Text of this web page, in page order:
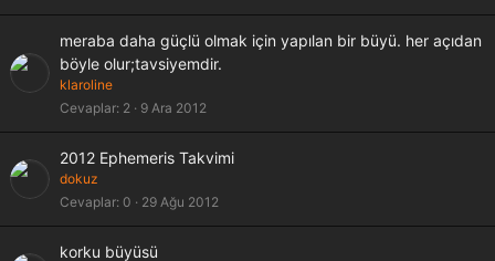
meraba daha güçlü olmak için yapılan bir büyü. her açıdan
böyle olur;tavsiyemdir.
klaroline
Cevaplar 2 9 Ara 2012
2012 Ephemeris Takvimi
dokuz
Cevaplar 0 29 Ağu 2012
korku büyüsü